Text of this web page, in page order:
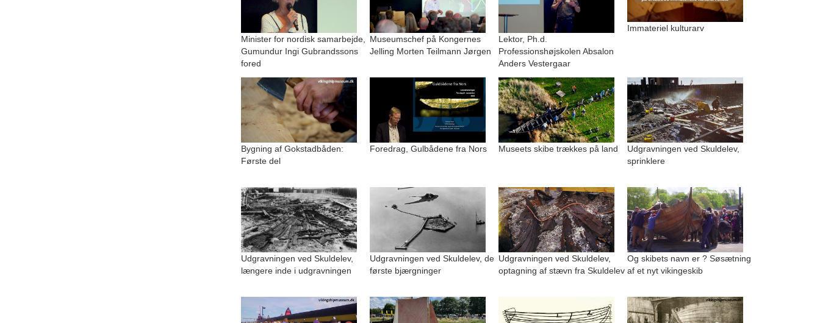
Minister for nordisk samarbejde,
Gumundur Ingi Gubrandssons
fored
Museumschef på Kongernes
Jelling Morten Teilmann Jørgen
Lektor, Ph.d.
Professionshøjskolen Absalon
Anders Vestergaar
Immateriel kulturarv
Bygning af Gokstadbåden:
Første del
Foredrag, Gulbådene fra Nors Museets skibe trækkes på land
Udgravningen ved Skuldelev,
sprinklere
Udgravningen ved Skuldelev,
længere inde i udgravningen
Udgravningen ved Skuldelev, de
første bjærgninger
Udgravningen ved Skuldelev,
optagning af stævn fra Skuldelev
Og skibets navn er ? Søsætning
af et nyt vikingeskib